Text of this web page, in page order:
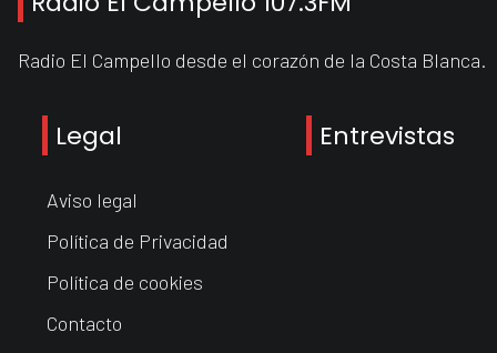
Radio El Campello desde el corazón de la Costa Blanca.
Legal
Aviso legal
Política de Privacidad
Política de cookies
Contacto
Entrevistas